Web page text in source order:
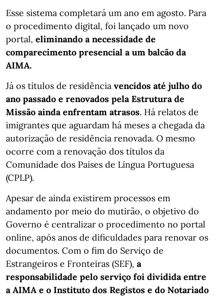
Esse sistema completará um ano em agosto. Para
o procedimento digital, foi lançado um novo
portal, eliminando a necessidade de
comparecimento presencial a um balcão da
AIMA.
Já os títulos de residência vencidos até julho do
ano passado e renovados pela Estrutura de
Missão ainda enfrentam atrasos. Há relatos de
imigrantes que aguardam há meses a chegada da
autorização de residência renovada. O mesmo
ocorre com a renovação dos títulos da
Comunidade dos Países de Língua Portuguesa
(CPLP).
Apesar de ainda existirem processos em
andamento por meio do mutirão, o objetivo do
Governo é centralizar o procedimento no portal
online, após anos de dificuldades para renovar os
documentos. Com o fim do Serviço de
Estrangeiros e Fronteiras (SEF), a
responsabilidade pelo serviço foi dividida entre
a AIMA e o Instituto dos Registos e do Notariado